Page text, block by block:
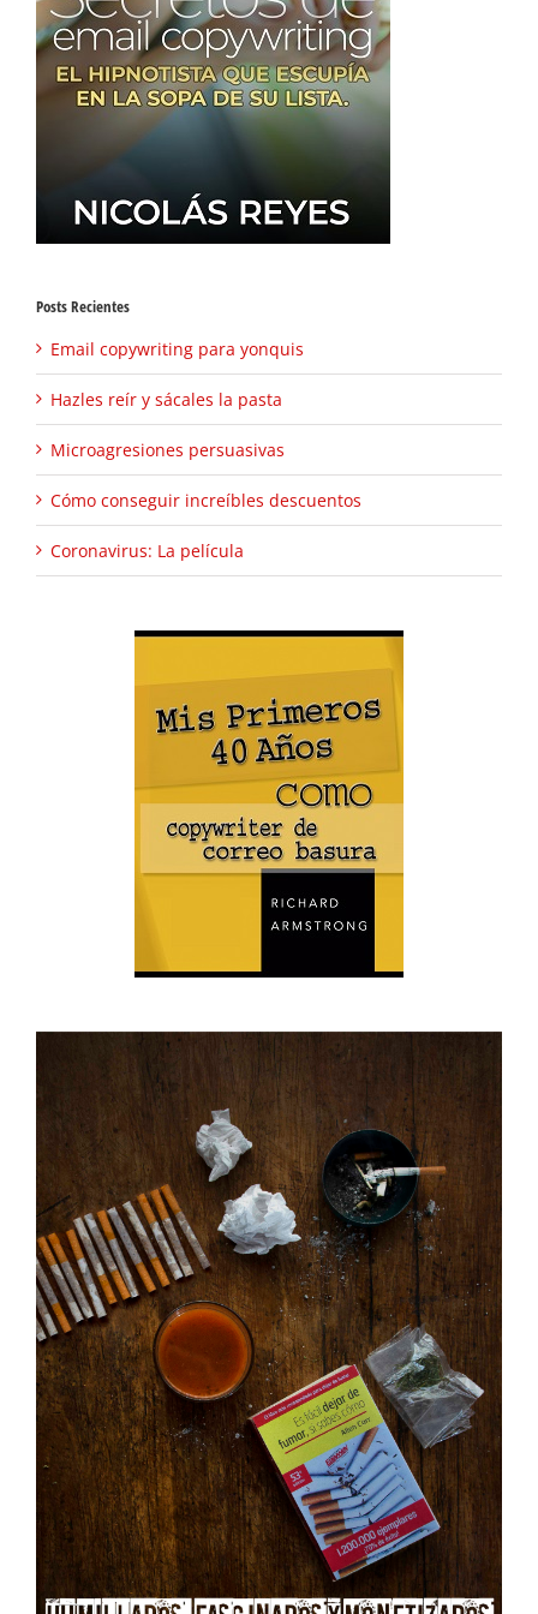
Posts Recientes
Email copywriting para yonquis
Hazles reír y sácales la pasta
Microagresiones persuasivas
Cómo conseguir increíbles descuentos
Coronavirus: La película